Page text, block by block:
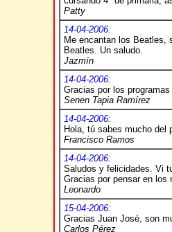
Patty
14-04-2006:
Me encantan los Beatles,
Beatles. Un saludo.
Jazmín
14-04-2006:
Gracias por los
Senen Tapia Ramírez
14-04-2006:
Hola, tú sabes mucho del
Francisco Ramos
14-04-2006:
Saludos y felicidades. Vi
Gracias por pensar en los
Leonardo
15-04-2006:
Gracias Juan José, son
Carlos Pérez